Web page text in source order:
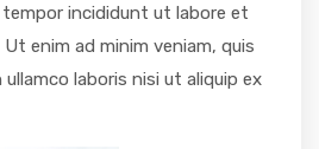
incididunt ut labore et
enim ad minim veniam, quis
laboris nisi ut aliquip ex